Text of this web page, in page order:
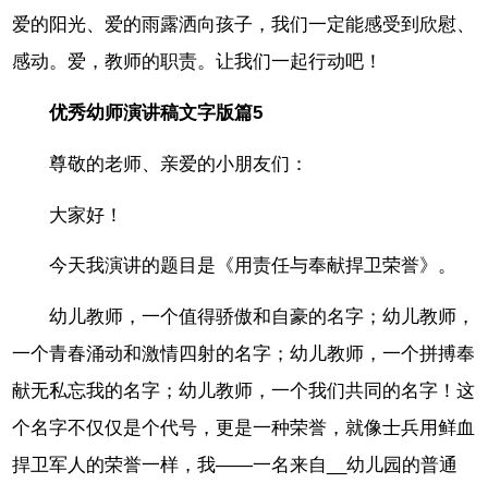
爱的阳光、爱的雨露洒向孩子，我们一定能感受到欣慰、
感动。爱，教师的职责。让我们一起行动吧！
优秀幼师演讲稿文字版篇5
尊敬的老师、亲爱的小朋友们：
大家好！
今天我演讲的题目是《用责任与奉献捍卫荣誉》。
幼儿教师，一个值得骄傲和自豪的名字；幼儿教师，
一个青春涌动和激情四射的名字；幼儿教师，一个拼搏奉
献无私忘我的名字；幼儿教师，一个我们共同的名字！这
个名字不仅仅是个代号，更是一种荣誉，就像士兵用鲜血
捍卫军人的荣誉一样，我——一名来自__幼儿园的普通